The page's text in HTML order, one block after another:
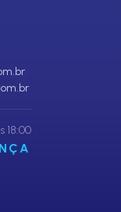
18:00